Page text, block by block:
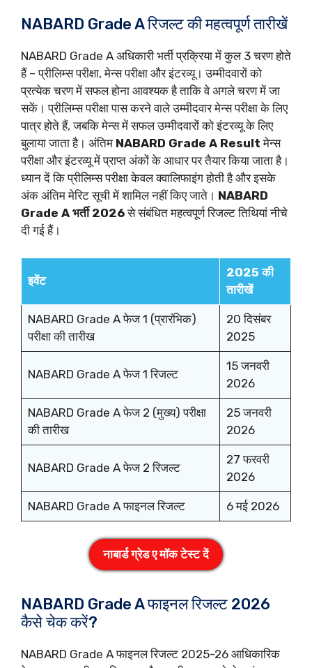
NABARD Grade A रिजल्ट की महत्वपूर्ण तारीखें
NABARD Grade A अधिकारी भर्ती प्रक्रिया में कुल 3 चरण होते
हैं – प्रीलिम्स परीक्षा, मेन्स परीक्षा और इंटरव्यू। उम्मीदवारों को
प्रत्येक चरण में सफल होना आवश्यक है ताकि वे अगले चरण में जा
सकें। प्रीलिम्स परीक्षा पास करने वाले उम्मीदवार मेन्स परीक्षा के लिए
पात्र होते हैं, जबकि मेन्स में सफल उम्मीदवारों को इंटरव्यू के लिए
बुलाया जाता है। अंतिम NABARD Grade A Result मेन्स
परीक्षा और इंटरव्यू में प्राप्त अंकों के आधार पर तैयार किया जाता है।
ध्यान दें कि प्रीलिम्स परीक्षा केवल क्वालिफाइंग होती है और इसके
अंक अंतिम मेरिट सूची में शामिल नहीं किए जाते। NABARD
Grade A भर्ती 2026से संबंधित महत्वपूर्ण रिजल्ट तिथियां नीचे
दी गई हैं।
इवेंट
2025 की
तारीखें
NABARD Grade A फेज 1 (प्रारंभिक)
परीक्षा की तारीख
20 दिसंबर
2025
NABARD Grade A फेज 1 रिजल्ट
15 जनवरी
2026
NABARD Grade A फेज 2 (मुख्य) परीक्षा
की तारीख
25 जनवरी
2026
NABARD Grade A फेज 2 रिजल्ट
27 फरवरी
2026
NABARD Grade A फाइनल रिजल्ट 6 मई 2026
नाबार्ड ग्रेड ए मॉक टेस्ट दें
NABARD Grade A फाइनल रिजल्ट 2026
कैसे चेक करें?
NABARD Grade A फाइनल रिजल्ट 2025-26 आधिकारिक